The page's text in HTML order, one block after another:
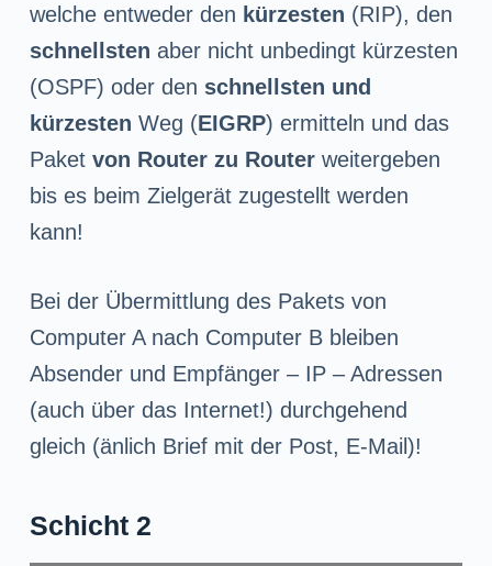
welche entweder den kürzesten (RIP), den
schnellsten aber nicht unbedingt kürzesten
(OSPF) oder den schnellsten und
kürzesten Weg (EIGRP) ermitteln und das
Paketvon Router zu Routerweitergeben
bis es beim Zielgerät zugestellt werden
kann!
Bei der Übermittlung des Pakets von
Computer A nach Computer B bleiben
Absender und Empfänger – IP – Adressen
(auch über das Internet!) durchgehend
gleich (änlich Brief mit der Post, E-Mail)!
Schicht 2